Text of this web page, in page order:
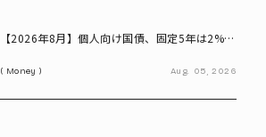
【2026年8月】個人向け国債、固定5年は2%台
利子も紹介
Money Aug. 05, 2026